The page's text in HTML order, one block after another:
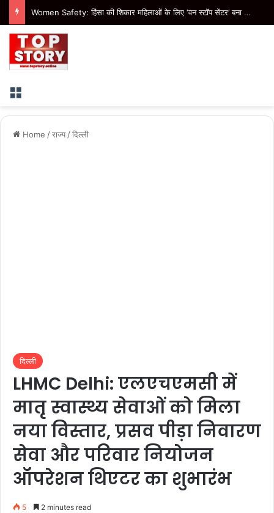
Women Safety: हिंसा की शिकार महिलाओं के लिए ‘वन स्टॉप सेंटर’ बना बड़ा सहारा, 15.20 लाख से अधिक महिलाओं को मिली मदद
Menu
Home /राज्य /दिल्ली
दिल्ली
LHMC Delhi: एलएचएमसी में
मातृ स्वास्थ्य सेवाओं को मिला
नया विस्तार, प्रसव पीड़ा निवारण
सेवा और परिवार नियोजन
ऑपरेशन थिएटर का शुभारंभ
5 2 minutes read